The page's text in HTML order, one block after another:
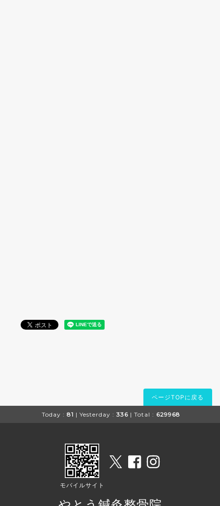
ページTOPに戻る
Today : 81 | Yesterday : 336 | Total : 629968
モバイルサイト